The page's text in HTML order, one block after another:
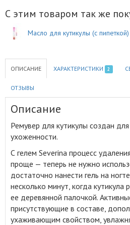
С этим товаром так же
Масло для кутикулы (с пипеткой)
ОПИСАНИЕ ХАРАКТЕРИСТИКИ 2
ОТЗЫВЫ
Описание
Ремувер для кутикулы создан
ухоженности.
С гелем Severina процесс
проще — теперь не нужно
достаточно нанести гель на
несколько минут, когда кутикула
ее деревянной палочкой.
присутствующие в составе,
ухаживающим свойством,